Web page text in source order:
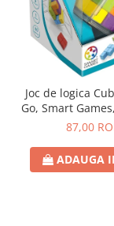
Joc de logica
Go, Smart
romana
87,00
ADAUGA